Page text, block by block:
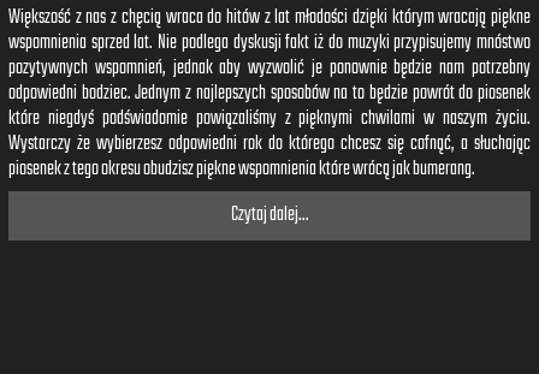
Większość z nas z chęcią wraca do hitów z lat młodości dzięki którym wracają piękne
wspomnienia sprzed lat. Nie podlega dyskusji fakt iż do muzyki przypisujemy mnóstwo
pozytywnych wspomnień, jednak aby wyzwolić je ponownie będzie nam potrzebny
odpowiedni bodziec. Jednym z najlepszych sposobów na to będzie powrót do piosenek
które niegdyś podświadomie powiązaliśmy z pięknymi chwilami w naszym życiu.
Wystarczy że wybierzesz odpowiedni rok do którego chcesz się cofnąć, a słuchając
piosenek z tego okresu obudzisz piękne wspomnienia które wrócą jak bumerang.
Czytaj dalej...